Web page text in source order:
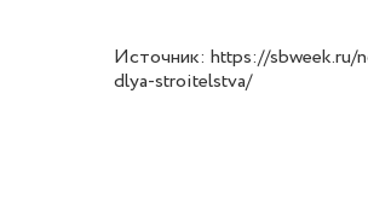
Источник: https://
dlya-stroitelstva/